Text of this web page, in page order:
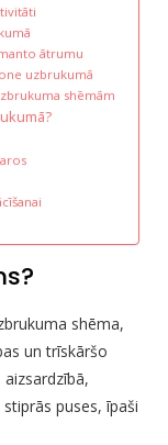
ātrumu
uzbrukumā
shēmām
shēma,
un trīskāršo
puses, īpaši